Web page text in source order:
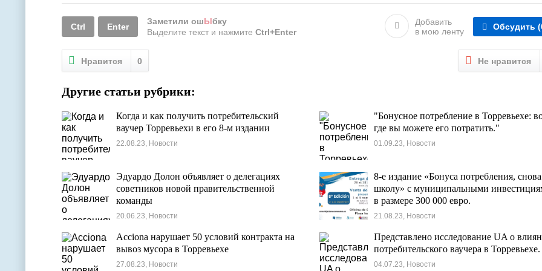
Ctrl Enter
Заметили ошЫбку
Выделите текст и нажмите Ctrl+Enter
Добавить
в мою ленту
Обсудить
Нравится 0 Не нравится
Другие статьи рубрики:
Когда и как получить потребительский
ваучер Торревьехи в его 8-м издании
22.08.23, Новости
"Бонусное потребление в Торревьехе:
где вы можете его потратить."
01.09.23, Новости
Эдуардо Долон объявляет о делегациях
советников новой правительственной
команды
20.06.23, Новости
8-е издание «Бонуса потребления,
школу» с муниципальными
в размере 300 000 евро.
21.08.23, Новости
Acciona нарушает 50 условий контракта на
вывоз мусора в Торревьехе
27.08.23, Новости
Представлено исследование UA о
потребительского ваучера в Торревьехе.
04.07.23, Новости